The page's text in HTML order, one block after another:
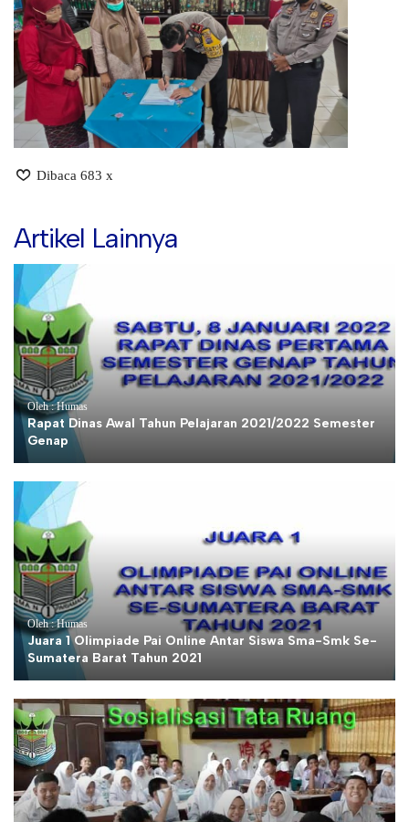
Dibaca 683 x
Artikel Lainnya
Oleh : Humas
Rapat Dinas Awal Tahun Pelajaran 2021/2022 Semester
Genap
Oleh : Humas
Juara 1 Olimpiade Pai Online Antar Siswa Sma-Smk Se-
Sumatera Barat Tahun 2021